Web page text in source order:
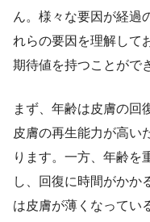
ん。様々な要因が経過
れらの要因を理解して
期待値を持つことがで
まず、年齢は皮膚の回
皮膚の再生能力が高い
ります。一方、年齢を
し、回復に時間がかか
は皮膚が薄くなってい